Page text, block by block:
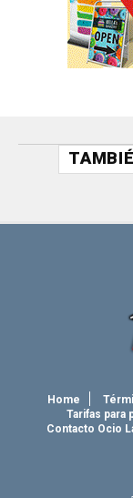
Home
Tarifas para
Contacto Ocio